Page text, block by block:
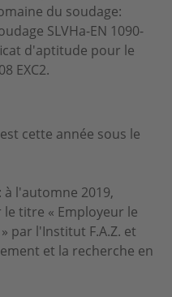
du soudage:
SLVHa-EN 1090-
d'aptitude pour le
EXC2.
cette année sous le
l'automne 2019,
le titre « Employeur le
par l'Institut F.A.Z. et
et la recherche en